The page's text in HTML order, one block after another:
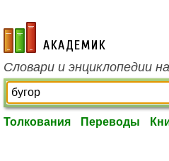
academic.ru
Словари и энциклопедии
Толкования Переводы